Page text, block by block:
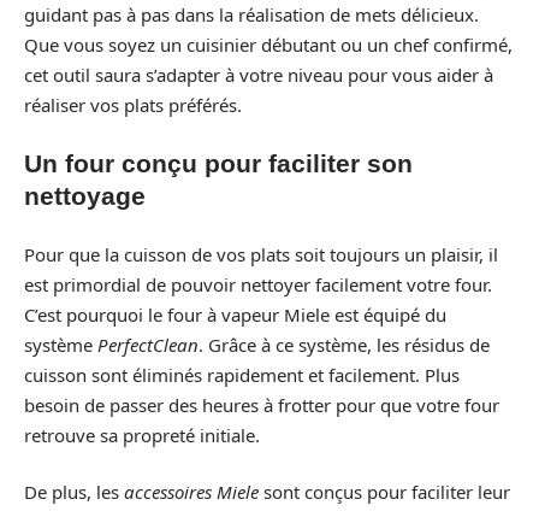
guidant pas à pas dans la réalisation de mets délicieux.
Que vous soyez un cuisinier débutant ou un chef confirmé,
cet outil saura s’adapter à votre niveau pour vous aider à
réaliser vos plats préférés.
Un four conçu pour faciliter son
nettoyage
Pour que la cuisson de vos plats soit toujours un plaisir, il
est primordial de pouvoir nettoyer facilement votre four.
C’est pourquoi le four à vapeur Miele est équipé du
système PerfectClean. Grâce à ce système, les résidus de
cuisson sont éliminés rapidement et facilement. Plus
besoin de passer des heures à frotter pour que votre four
retrouve sa propreté initiale.
De plus, les accessoires Miele sont conçus pour faciliter leur